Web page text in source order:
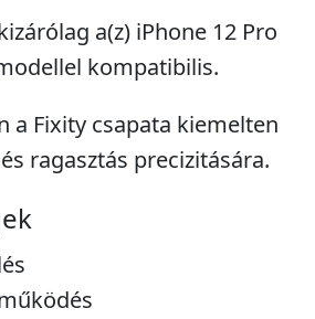
a(z) iPhone 12 Pro
kompatibilis.
a Fixity csapata kiemelten
ragasztás precizitására.